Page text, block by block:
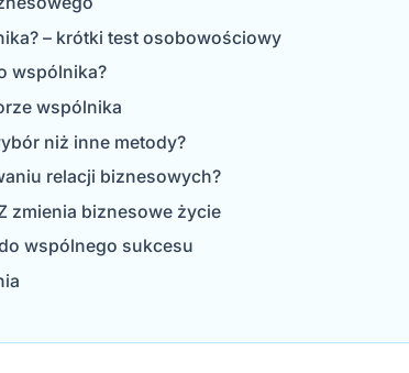
– krótki test osobowościowy
wspólnika?
wspólnika
niż inne metody?
relacji biznesowych?
zmienia biznesowe życie
wspólnego sukcesu